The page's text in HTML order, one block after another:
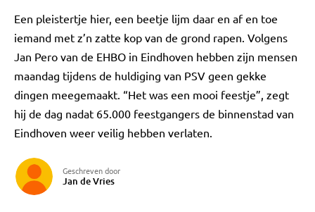
Een pleistertje hier, een beetje lijm daar en af en toe
iemand met z’n zatte kop van de grond rapen. Volgens
Jan Pero van de EHBO in Eindhoven hebben zijn mensen
maandag tijdens de huldiging van PSV geen gekke
dingen meegemaakt. “Het was een mooi feestje”, zegt
hij de dag nadat 65.000 feestgangers de binnenstad van
Eindhoven weer veilig hebben verlaten.
Geschreven door
Jan de Vries